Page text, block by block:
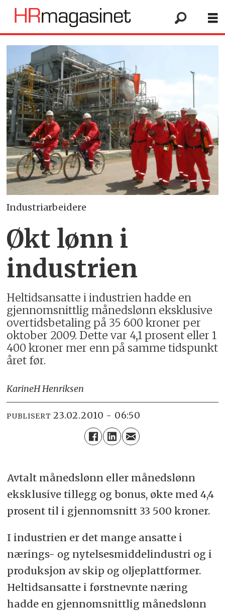
Industriarbeidere
Økt lønn i
industrien
Heltidsansatte i industrien hadde en
gjennomsnittlig månedslønn eksklusive
overtidsbetaling på 35 600 kroner per
oktober 2009. Dette var 4,1 prosent eller 1
400 kroner mer enn på samme tidspunkt
året før.
KarineH Henriksen
PUBLISERT 23.02.2010 - 06:50
Avtalt månedslønn eller månedslønn
eksklusive tillegg og bonus, økte med 4,4
prosent til i gjennomsnitt 33 500 kroner.
I industrien er det mange ansatte i
nærings- og nytelsesmiddelindustri og i
produksjon av skip og oljeplattformer.
Heltidsansatte i førstnevnte næring
hadde en gjennomsnittlig månedslønn